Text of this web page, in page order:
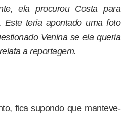
ela procurou Costa para
Este teria apontado uma foto
Venina se ela queria
a reportagem.
fica supondo que manteve-